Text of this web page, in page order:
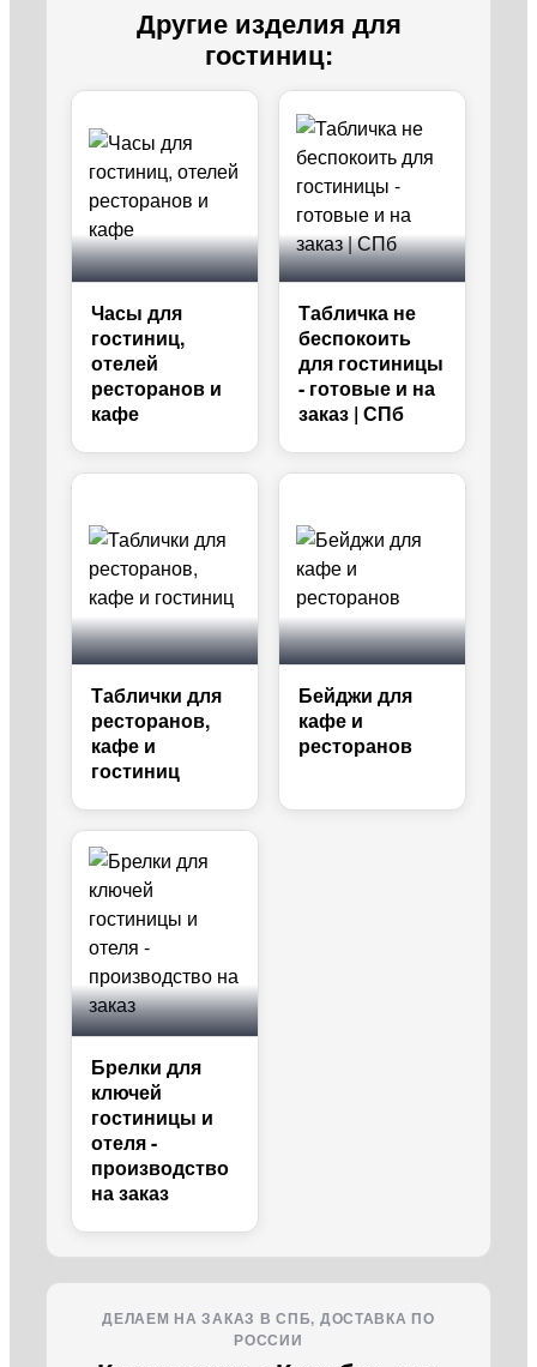
Другие изделия для
гостиниц:
Часы для
гостиниц,
отелей
ресторанов и
кафе
Табличка не
беспокоить
для гостиницы
- готовые и на
заказ | СПб
Таблички для
ресторанов,
кафе и
гостиниц
Бейджи для
кафе и
ресторанов
Брелки для
ключей
гостиницы и
отеля -
производство
на заказ
ДЕЛАЕМ НА ЗАКАЗ В СПБ, ДОСТАВКА ПО
РОССИИ